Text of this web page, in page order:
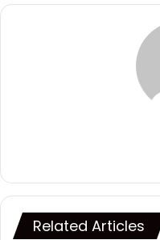
Related Articles